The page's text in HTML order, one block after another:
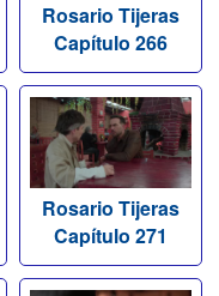
Rosario Tijeras
Capítulo 266
Rosario Tijeras
Capítulo 271